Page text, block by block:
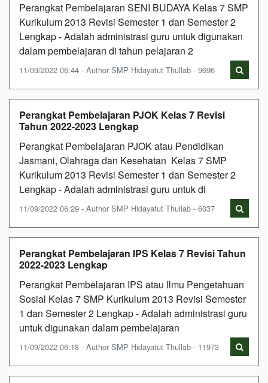
Perangkat Pembelajaran SENI BUDAYA Kelas 7 SMP
Kurikulum 2013 Revisi Semester 1 dan Semester 2
Lengkap - Adalah administrasi guru untuk digunakan
dalam pembelajaran di tahun pelajaran 2
11/09/2022 06:44 - Author SMP Hidayatut Thullab - 9696
Perangkat Pembelajaran PJOK Kelas 7 Revisi
Tahun 2022-2023 Lengkap
Perangkat Pembelajaran PJOK atau Pendidikan
Jasmani, Olahraga dan Kesehatan Kelas 7 SMP
Kurikulum 2013 Revisi Semester 1 dan Semester 2
Lengkap - Adalah administrasi guru untuk di
11/09/2022 06:29 - Author SMP Hidayatut Thullab - 6037
Perangkat Pembelajaran IPS Kelas 7 Revisi Tahun
2022-2023 Lengkap
Perangkat Pembelajaran IPS atau Ilmu Pengetahuan
Sosial Kelas 7 SMP Kurikulum 2013 Revisi Semester
1 dan Semester 2 Lengkap - Adalah administrasi guru
untuk digunakan dalam pembelajaran
11/09/2022 06:18 - Author SMP Hidayatut Thullab - 11973